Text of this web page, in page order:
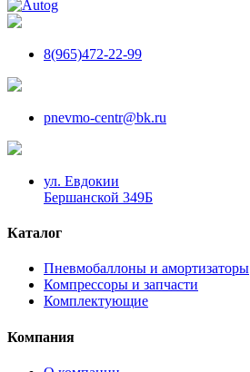
8(965)472-22-99
pnevmo-centr@bk.ru
ул. Евдокии
Бершанской 349Б
Каталог
Пневмобаллоны и амортизаторы
Компрессоры и запчасти
Комплектующие
Компания